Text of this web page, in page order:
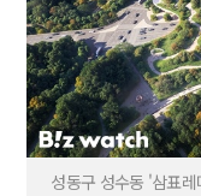
성동구 성수동 '삼표